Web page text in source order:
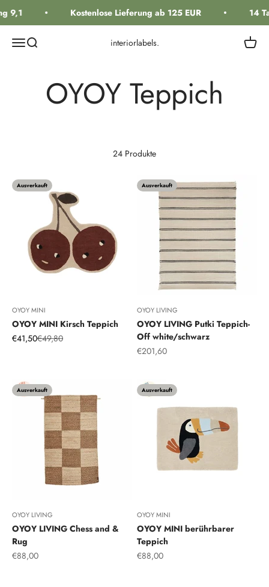
9,1 Kostenlose Lieferung ab 125 EUR 14
Navigationsmenü öffnen
Suche öffnen interiorlabels.
24 Produkte
Ausverkauft
OYOY MINI
OYOY MINI Kirsch Teppich
Angebot
€41,50Regulärer Preis
€49,80
Ausverkauft
OYOY LIVING
OYOY LIVING Putki Teppich-
Off white/schwarz
Angebot
€201,60
Ausverkauft
OYOY LIVING
OYOY LIVING Chess and &
Rug
Angebot
€88,00
Ausverkauft
OYOY MINI
OYOY MINI berührbarer
Teppich
Angebot
€88,00